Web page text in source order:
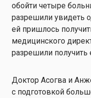
обойти четыре
разрешили увидеть
ей пришлось
медицинского
разрешили получить
Доктор Асогва и
с подготовкой